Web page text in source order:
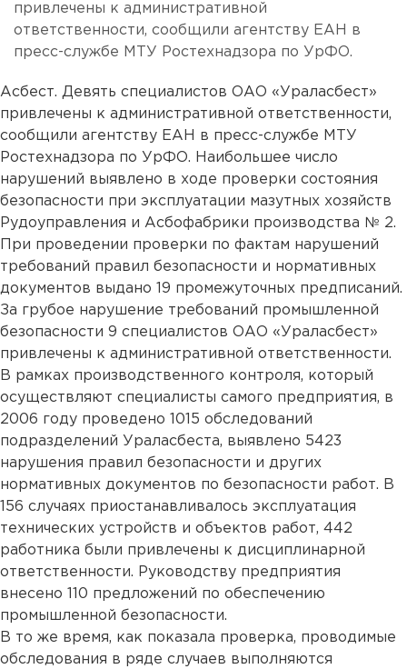
привлечены к административной
ответственности, сообщили агентству ЕАН в
пресс-службе МТУ Ростехнадзора по УрФО.
Асбест. Девять специалистов ОАО «Ураласбест»
привлечены к административной ответственности,
сообщили агентству ЕАН в пресс-службе МТУ
Ростехнадзора по УрФО. Наибольшее число
нарушений выявлено в ходе проверки состояния
безопасности при эксплуатации мазутных хозяйств
Рудоуправления и Асбофабрики производства № 2.
При проведении проверки по фактам нарушений
требований правил безопасности и нормативных
документов выдано 19 промежуточных предписаний.
За грубое нарушение требований промышленной
безопасности 9 специалистов ОАО «Ураласбест»
привлечены к административной ответственности.
В рамках производственного контроля, который
осуществляют специалисты самого предприятия, в
2006 году проведено 1015 обследований
подразделений Ураласбеста, выявлено 5423
нарушения правил безопасности и других
нормативных документов по безопасности работ. В
156 случаях приостанавливалось эксплуатация
технических устройств и объектов работ, 442
работника были привлечены к дисциплинарной
ответственности. Руководству предприятия
внесено 110 предложений по обеспечению
промышленной безопасности.
В то же время, как показала проверка, проводимые
обследования в ряде случаев выполняются